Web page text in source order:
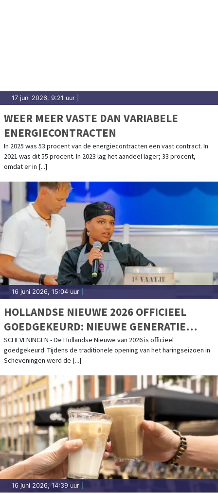
17 juni 2026, 9:21 uur
WEER MEER VASTE DAN VARIABELE
ENERGIECONTRACTEN
In 2025 was 53 procent van de energiecontracten een vast contract. In
2021 was dit 55 procent. In 2023 lag het aandeel lager; 33 procent,
omdat er in [...]
16 juni 2026, 15:04 uur
HOLLANDSE NIEUWE 2026 OFFICIEEL
GOEDGEKEURD: NIEUWE GENERATIE
GEEFT STARTSEIN VOOR HARINGSEIZOEN
SCHEVENINGEN - De Hollandse Nieuwe van 2026 is officieel
goedgekeurd. Tijdens de traditionele opening van het haringseizoen in
Scheveningen werd de [...]
16 juni 2026, 14:39 uur